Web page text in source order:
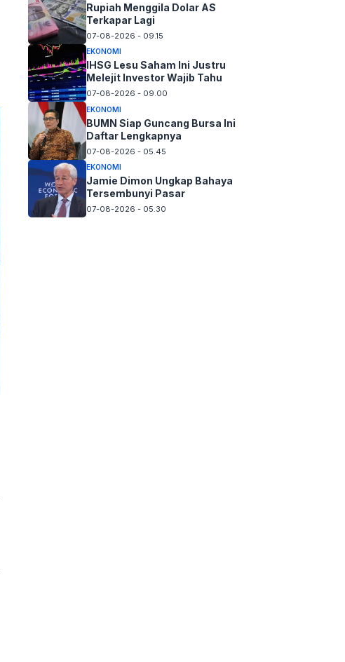
Rupiah Menggila Dolar AS
Terkapar Lagi
07-08-2026 - 09.15
EKONOMI
IHSG Lesu Saham Ini Justru
Melejit Investor Wajib Tahu
07-08-2026 - 09.00
EKONOMI
BUMN Siap Guncang Bursa Ini
Daftar Lengkapnya
07-08-2026 - 05.45
EKONOMI
Jamie Dimon Ungkap Bahaya
Tersembunyi Pasar
07-08-2026 - 05.30